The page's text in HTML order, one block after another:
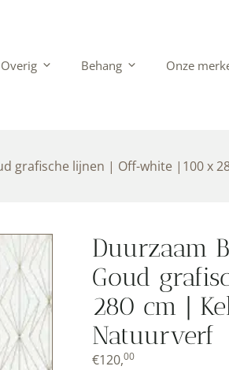
Overig Behang Onze
grafische lijnen | Off-white |100 x
Duurzaam
Goud
280 cm |
Natuurverf
€120,00